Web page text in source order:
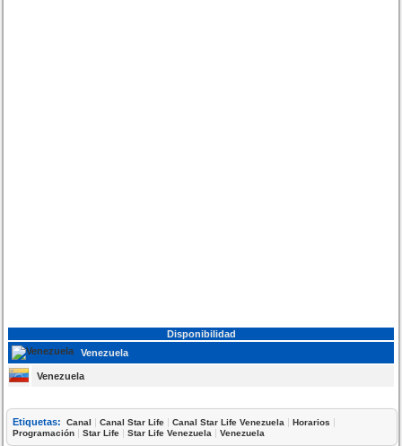
Disponibilidad
Venezuela
Venezuela
Etiquetas: Canal |Canal Star Life |Canal Star Life Venezuela |Horarios |
Programación |Star Life |Star Life Venezuela |Venezuela